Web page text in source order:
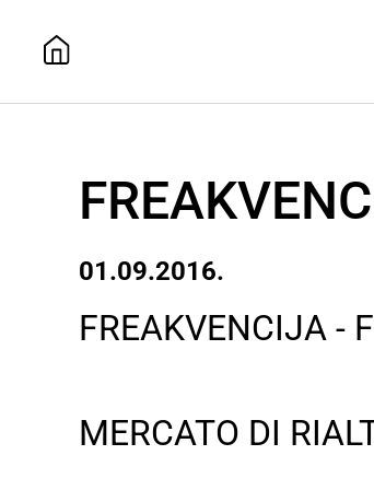
01.09.2016.
FREAKVENCIJA -
MERCATO DI